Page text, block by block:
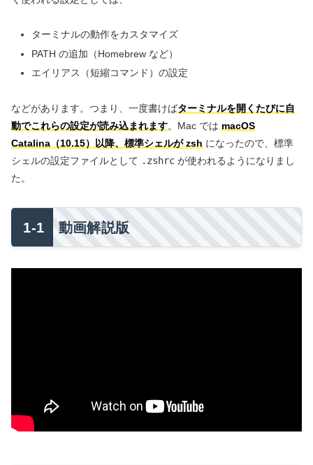
ターミナルの動作をカスタマイズ
PATH の追加（Homebrew など）
エイリアス（短縮コマンド）の設定
などがあります。つまり、一度書けばターミナルを開くたびに自
動でこれらの設定が読み込まれます。Mac では macOS
Catalina（10.15）以降、標準シェルが zsh になったので、標準
シェルの設定ファイルとして .zshrc が使われるようになりまし
た。
動画解説版